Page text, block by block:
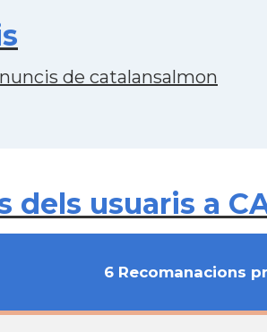
de catalansalmon
dels usuaris a
6 Recomanacions